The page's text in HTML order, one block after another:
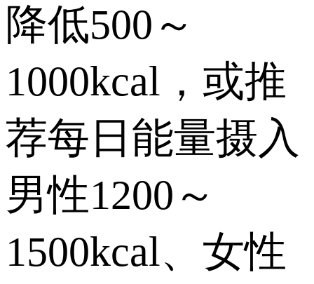
降低500～
1000kcal，或推
荐每日能量摄入
男性1200～
1500kcal、女性